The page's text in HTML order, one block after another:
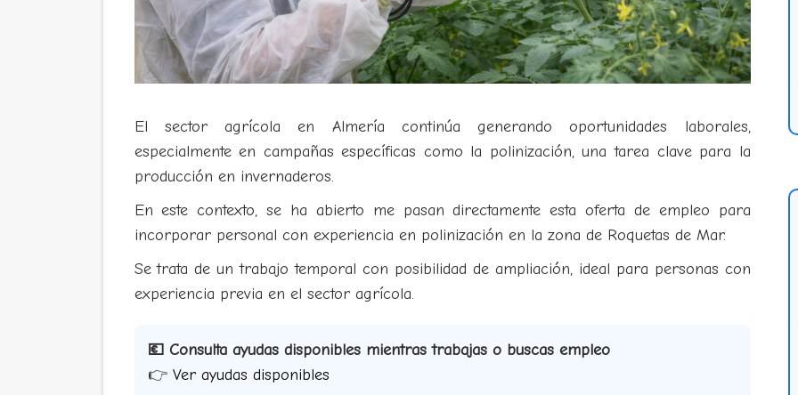
El sector agrícola en Almería continúa generando oportunidades laborales,
especialmente en campañas específicas como la polinización, una tarea clave para la
producción en invernaderos.
En este contexto, se ha abierto me pasan directamente esta oferta de empleo para
incorporar personal con experiencia en polinización en la zona de Roquetas de Mar.
Se trata de un trabajo temporal con posibilidad de ampliación, ideal para personas con
experiencia previa en el sector agrícola.
💶 Consulta ayudas disponibles mientras trabajas o buscas empleo
👉 Ver ayudas disponibles